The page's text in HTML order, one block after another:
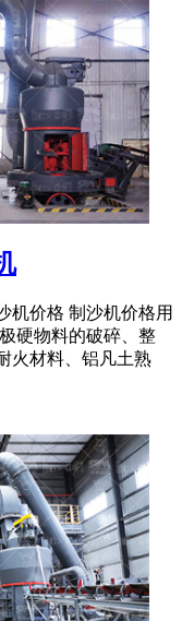
机价格 制沙机价格用
硬物料的破碎、整
火材料、铝凡土熟